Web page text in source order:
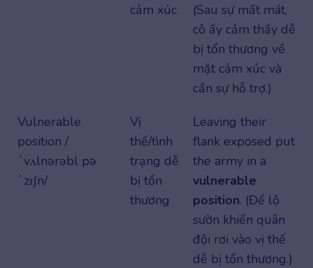
cảm xúc
(Sau sự mất mát,
cô ấy cảm thấy dễ
bị tổn thương về
mặt cảm xúc và
cần sự hỗ trợ.)
Vulnerable
position /
ˈvʌlnərəbl pə
ˈzɪʃn/
Vị
thế/tình
trạng dễ
bị tổn
thương
Leaving their
flank exposed put
the army in a
vulnerable
position. (Để lộ
sườn khiến quân
đội rơi vào vị thế
dễ bị tổn thương.)